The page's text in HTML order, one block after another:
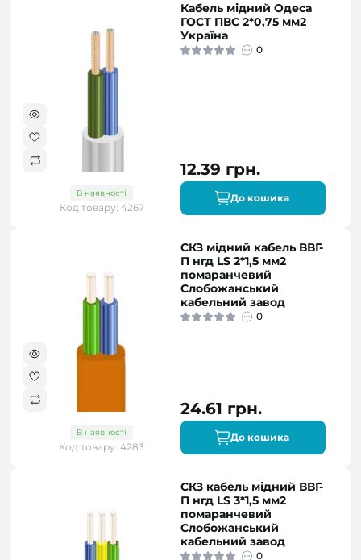
В наявності
Код товару: 4267
Кабель мідний Одеса
ГОСТ ПВС 2*0,75 мм2
Україна
0
12.39 грн.
До кошика
В наявності
Код товару: 4283
СКЗ мідний кабель ВВГ-
П нгд LS 2*1,5 мм2
помаранчевий
Слобожанський
кабельний завод
0
24.61 грн.
До кошика
СКЗ кабель мідний ВВГ-
П нгд LS 3*1,5 мм2
помаранчевий
Слобожанський
кабельний завод
0